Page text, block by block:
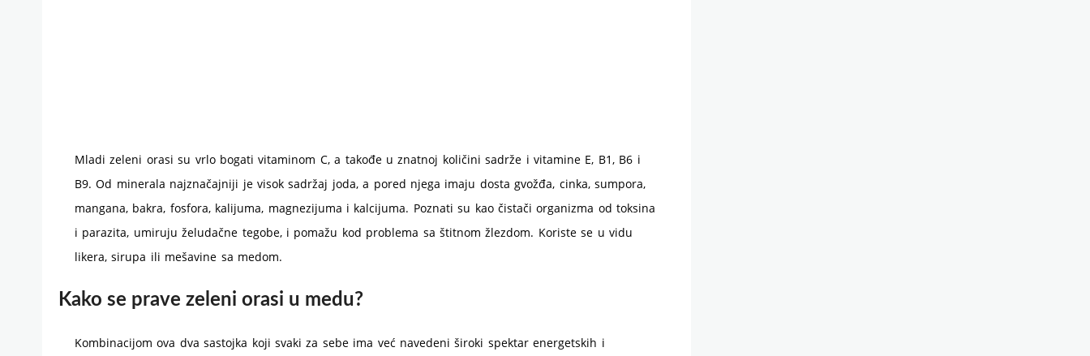
Mladi zeleni orasi su vrlo bogati vitaminom C, a takođe u znatnoj količini sadrže i vitamine E, B1, B6 i
B9. Od minerala najznačajniji je visok sadržaj joda, a pored njega imaju dosta gvožđa, cinka, sumpora,
mangana, bakra, fosfora, kalijuma, magnezijuma i kalcijuma. Poznati su kao čistači organizma od toksina
i parazita, umiruju želudačne tegobe, i pomažu kod problema sa štitnom žlezdom. Koriste se u vidu
likera, sirupa ili mešavine sa medom.
Kako se prave zeleni orasi u medu?
Kombinacijom ova dva sastojka koji svaki za sebe ima već navedeni široki spektar energetskih i